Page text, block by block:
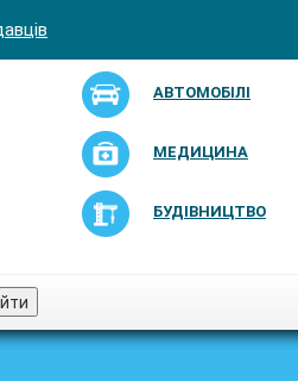
АВТОМОБІЛІ
МЕДИЦИНА
БУДІВНИЦТВО